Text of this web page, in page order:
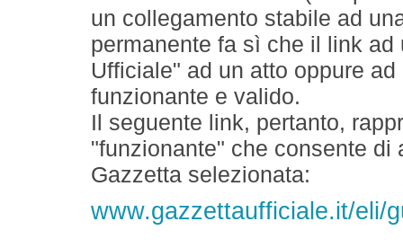
un collegamento stabile ad
permanente fa sì che il link
Ufficiale" ad un atto oppure
funzionante e valido.
Il seguente link, pertanto,
"funzionante" che consente
Gazzetta selezionata:
www.gazzettaufficiale.it/eli/